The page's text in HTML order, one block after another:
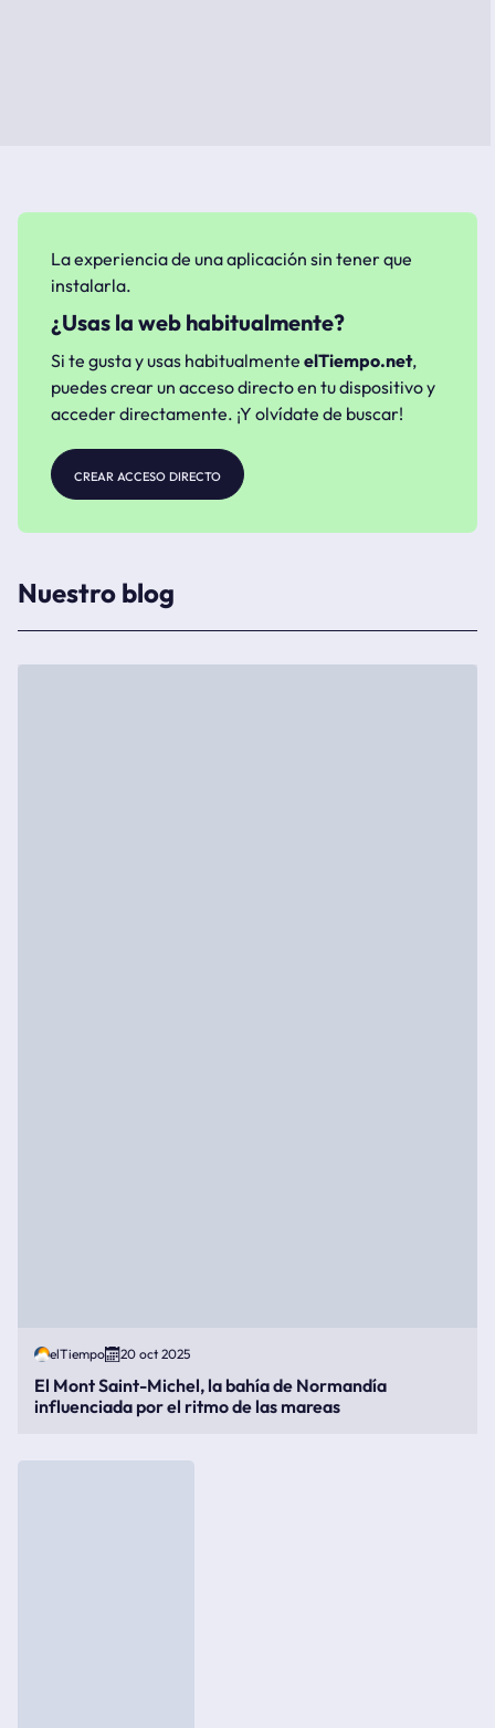
La experiencia de una aplicación sin tener que
instalarla.
¿Usas la web habitualmente?
Si te gusta y usas habitualmente elTiempo.net,
puedes crear un acceso directo en tu dispositivo y
acceder directamente. ¡Y olvídate de buscar!
crear acceso directo
Nuestro blog
elTiempo 20 oct 2025
El Mont Saint-Michel, la bahía de Normandía
influenciada por el ritmo de las mareas